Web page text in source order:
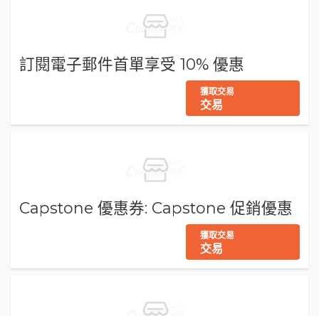
訂閱電子郵件首單享受 10% 優惠
獲取交易
交易
Capstone 優惠券: Capstone 促銷優惠
獲取交易
交易